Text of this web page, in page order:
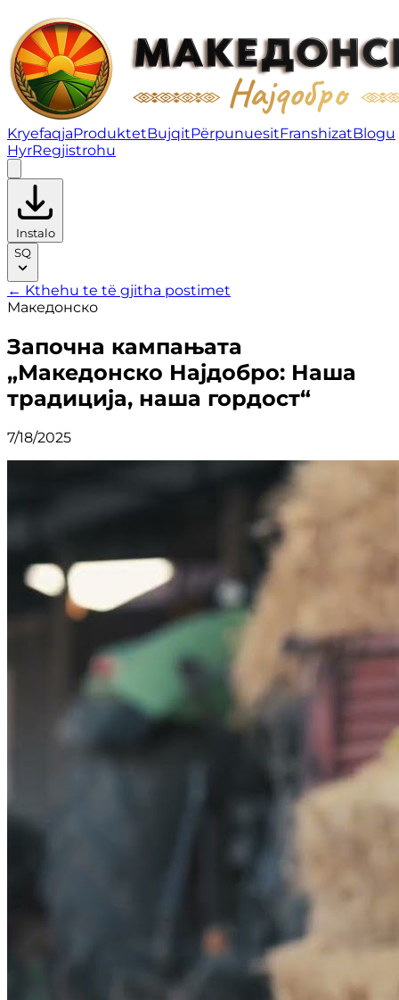
Започна кампањата „Македонско Најдобро: Наша
KryefaqjaProduktetBujqitPërpunuesitFranshizatBlogu
HyrRegjistrohu
Instalo
SQ
← Kthehu te të gjitha postimet
Македонско
Започна кампањата
„Македонско Најдобро: Наша
традиција, наша гордост“
7/18/2025